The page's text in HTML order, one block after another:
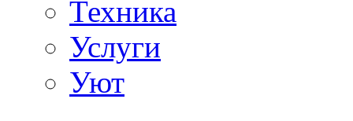
Техника
Услуги
Уют